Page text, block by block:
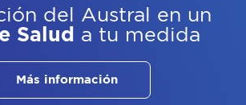
del Austral
en un
Salud a tu medida
Más información